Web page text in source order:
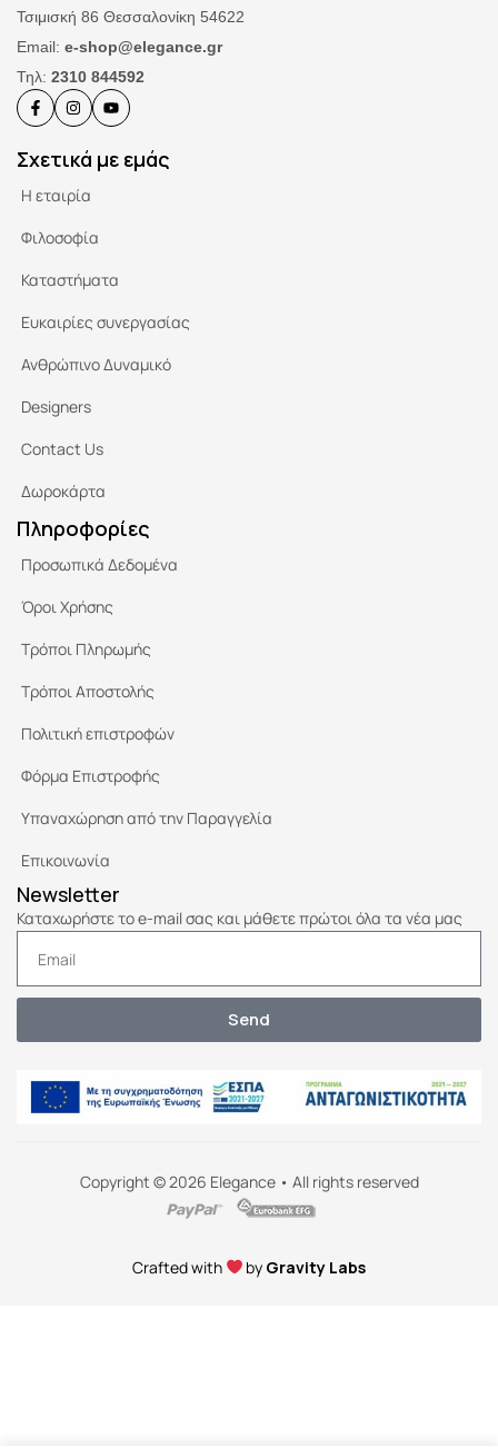
Τσιμισκή 86 Θεσσαλονίκη 54622
Email: e-shop@elegance.gr
Τηλ: 2310 844592
Σχετικά με εμάς
Η εταιρία
Φιλοσοφία
Καταστήματα
Ευκαιρίες συνεργασίας
Ανθρώπινο Δυναμικό
Designers
Contact Us
Δωροκάρτα
Πληροφορίες
Προσωπικά Δεδομένα
Όροι Χρήσης
Τρόποι Πληρωμής
Τρόποι Αποστολής
Πολιτική επιστροφών
Φόρμα Επιστροφής
Υπαναχώρηση από την Παραγγελία
Επικοινωνία
Newsletter
Καταχωρήστε το e-mail σας και μάθετε πρώτοι όλα τα νέα μας
Send
Copyright © 2026 Elegance • All rights reserved
Crafted with by Gravity Labs